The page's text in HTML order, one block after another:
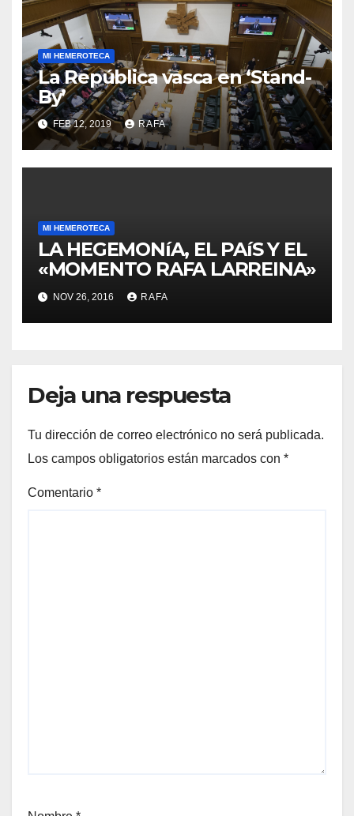
MI HEMEROTECA
La República vasca en ‘Stand-
By’
FEB 12, 2019 RAFA
MI HEMEROTECA
LA HEGEMONíA, EL PAíS Y EL
«MOMENTO RAFA LARREINA»
NOV 26, 2016 RAFA
Deja una respuesta
Tu dirección de correo electrónico no será publicada.
Los campos obligatorios están marcados con *
Comentario *